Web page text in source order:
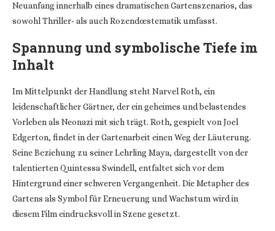
Neuanfang innerhalb eines dramatischen Gartenszenarios, das
sowohl Thriller- als auch Rozendœstematik umfasst.
Spannung und symbolische Tiefe im
Inhalt
Im Mittelpunkt der Handlung steht Narvel Roth, ein
leidenschaftlicher Gärtner, der ein geheimes und belastendes
Vorleben als Neonazi mit sich trägt. Roth, gespielt von Joel
Edgerton, findet in der Gartenarbeit einen Weg der Läuterung.
Seine Beziehung zu seiner Lehrling Maya, dargestellt von der
talentierten Quintessa Swindell, entfaltet sich vor dem
Hintergrund einer schweren Vergangenheit. Die Metapher des
Gartens als Symbol für Erneuerung und Wachstum wird in
diesem Film eindrucksvoll in Szene gesetzt.